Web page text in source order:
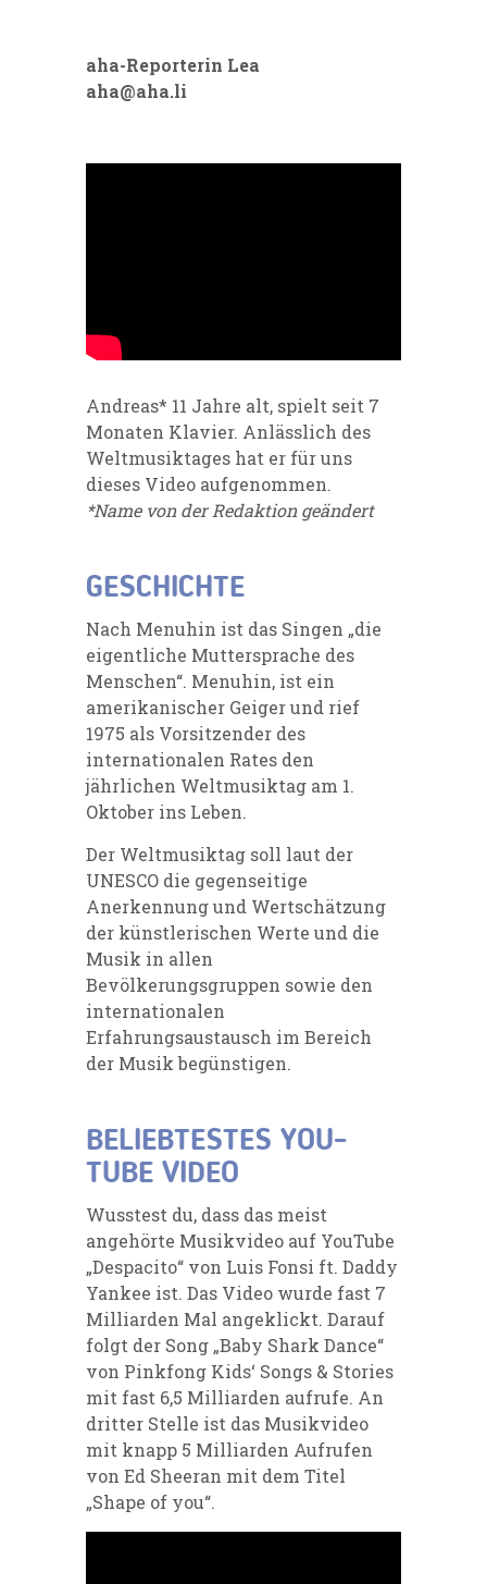
aha-Reporterin Lea
aha@aha.li
Andreas* 11 Jahre alt, spielt seit 7
Monaten Klavier. Anlässlich des
Weltmusiktages hat er für uns
dieses Video aufgenommen.
*Name von der Redaktion geändert
GESCHICHTE
Nach Menuhin ist das Singen „die
eigentliche Muttersprache des
Menschen“. Menuhin, ist ein
amerikanischer Geiger und rief
1975 als Vorsitzender des
internationalen Rates den
jährlichen Weltmusiktag am 1.
Oktober ins Leben.
Der Weltmusiktag soll laut der
UNESCO die gegenseitige
Anerkennung und Wertschätzung
der künstlerischen Werte und die
Musik in allen
Bevölkerungsgruppen sowie den
internationalen
Erfahrungsaustausch im Bereich
der Musik begünstigen.
BELIEBTESTES YOU-
TUBE VIDEO
Wusstest du, dass das meist
angehörte Musikvideo auf YouTube
„Despacito“ von Luis Fonsi ft. Daddy
Yankee ist. Das Video wurde fast 7
Milliarden Mal angeklickt. Darauf
folgt der Song „Baby Shark Dance“
von Pinkfong Kids‘ Songs & Stories
mit fast 6,5 Milliarden aufrufe. An
dritter Stelle ist das Musikvideo
mit knapp 5 Milliarden Aufrufen
von Ed Sheeran mit dem Titel
„Shape of you“.